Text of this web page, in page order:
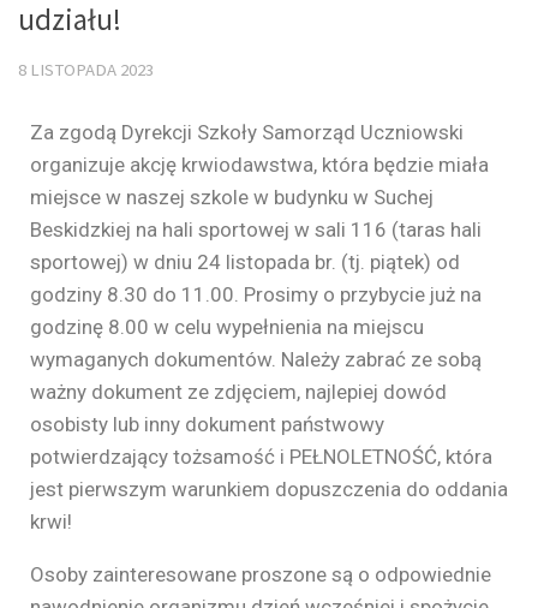
udziału!
8 LISTOPADA 2023
Za zgodą Dyrekcji Szkoły Samorząd Uczniowski
organizuje akcję krwiodawstwa, która będzie miała
miejsce w naszej szkole w budynku w Suchej
Beskidzkiej na hali sportowej w sali 116 (taras hali
sportowej) w dniu 24 listopada br. (tj. piątek) od
godziny 8.30 do 11.00. Prosimy o przybycie już na
godzinę 8.00 w celu wypełnienia na miejscu
wymaganych dokumentów. Należy zabrać ze sobą
ważny dokument ze zdjęciem, najlepiej dowód
osobisty lub inny dokument państwowy
potwierdzający tożsamość i PEŁNOLETNOŚĆ, która
jest pierwszym warunkiem dopuszczenia do oddania
krwi!
Osoby zainteresowane proszone są o odpowiednie